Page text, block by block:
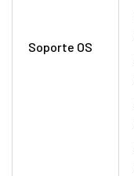
Soporte OS